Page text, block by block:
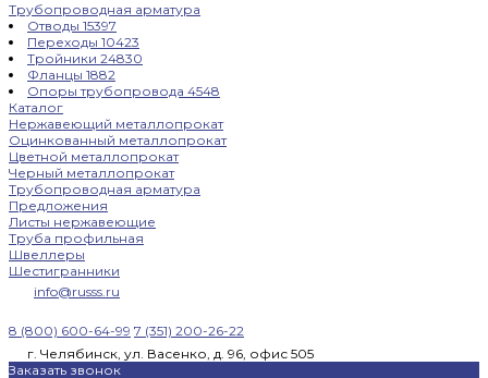
Трубопроводная арматура
Отводы 15397
Переходы 10423
Тройники 24830
Фланцы 1882
Опоры трубопровода 4548
Каталог
Нержавеющий металлопрокат
Оцинкованный металлопрокат
Цветной металлопрокат
Черный металлопрокат
Трубопроводная арматура
Предложения
Листы нержавеющие
Труба профильная
Швеллеры
Шестигранники
info@russs.ru
8 (800) 600-64-99 7 (351) 200-26-22
г. Челябинск, ул. Васенко, д. 96, офис 505
Заказать звонок